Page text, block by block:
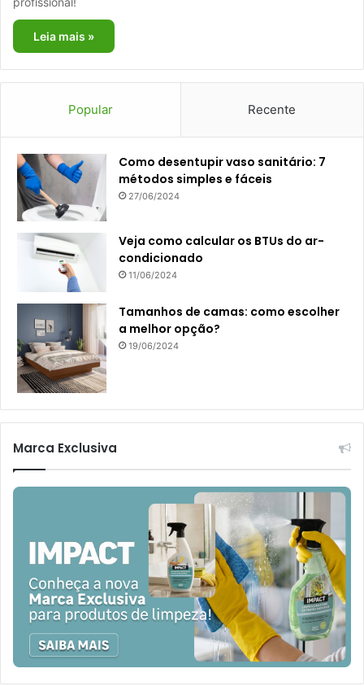
Leia mais »
Popular Recente
Como desentupir vaso sanitário: 7
métodos simples e fáceis
27/06/2024
Veja como calcular os BTUs do ar-
condicionado
11/06/2024
Tamanhos de camas: como escolher
a melhor opção?
19/06/2024
Marca Exclusiva